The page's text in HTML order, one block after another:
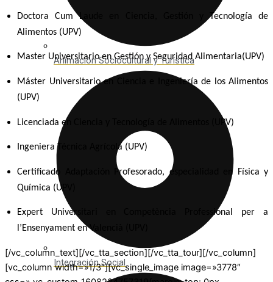
Animación Sociocultural y Turística
Integración Social
Doctora Cum Laude en Ciencia, Gestión y Tecnología de
Alimentos (UPV)
Master Universitario en Gestión y Seguridad Alimentaria(UPV)
Máster Universitario en Ciencia e Ingeniería de los Alimentos
(UPV)
Licenciada en Ciencia y Tecnología de Alimentos (UPV)
Ingeniera Técnica Agrícola (UPV)
Certificado Adaptación Profesorado, especialidad en Física y
Química (UPV)
Expert Universitari en Competència Professional per a
l’Ensenyament en Valencià (UPV)
[/vc_column_text][/vc_tta_section][/vc_tta_tour][/vc_column]
[vc_column width=»1/3″][vc_single_image image=»3778″